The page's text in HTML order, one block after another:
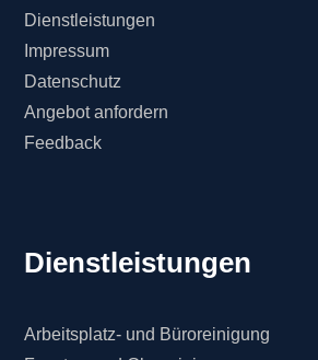
Dienstleistungen
Impressum
Datenschutz
Angebot anfordern
Feedback
Dienstleistungen
Arbeitsplatz- und Büroreinigung